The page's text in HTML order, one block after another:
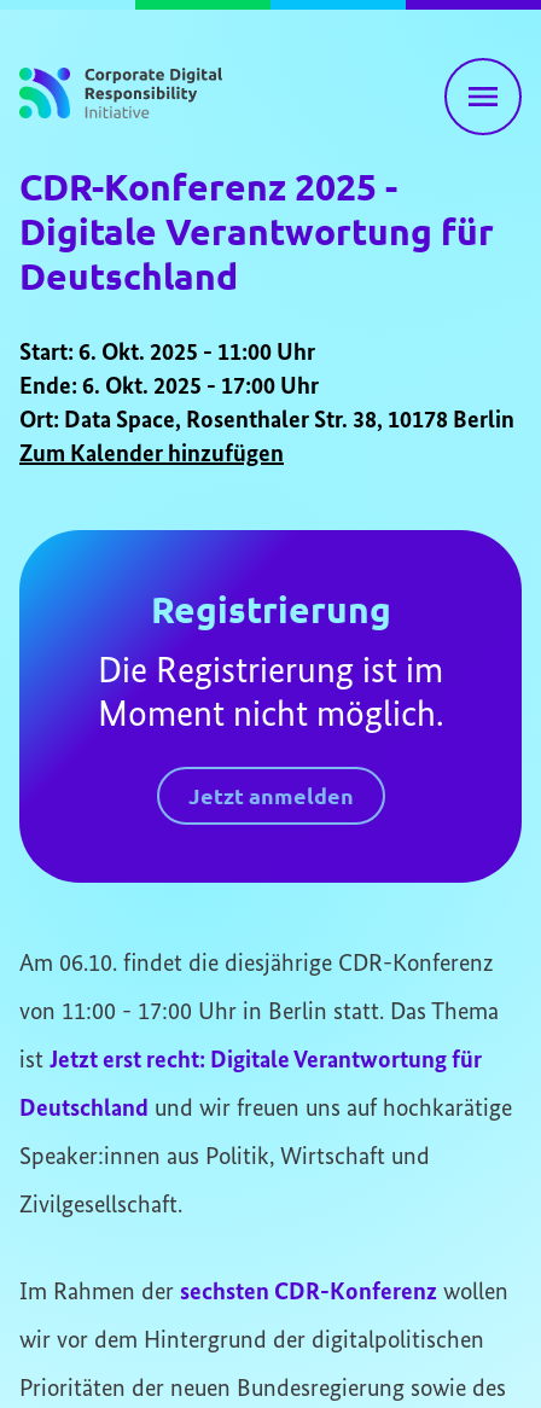
CDR-Konferenz 2025 -
Digitale Verantwortung für
Deutschland
Start: 6. Okt. 2025 - 11:00 Uhr
Ende: 6. Okt. 2025 - 17:00 Uhr
Ort: Data Space, Rosenthaler Str. 38, 10178 Berlin
Zum Kalender hinzufügen
Registrierung
Die Registrierung ist im
Moment nicht möglich.
Jetzt anmelden
Am 06.10. findet die diesjährige CDR-Konferenz
von 11:00 - 17:00 Uhr in Berlin statt. Das Thema
ist Jetzt erst recht: Digitale Verantwortung für
Deutschland und wir freuen uns auf hochkarätige
Speaker:innen aus Politik, Wirtschaft und
Zivilgesellschaft.
Im Rahmen der sechsten CDR-Konferenz wollen
wir vor dem Hintergrund der digitalpolitischen
Prioritäten der neuen Bundesregierung sowie des